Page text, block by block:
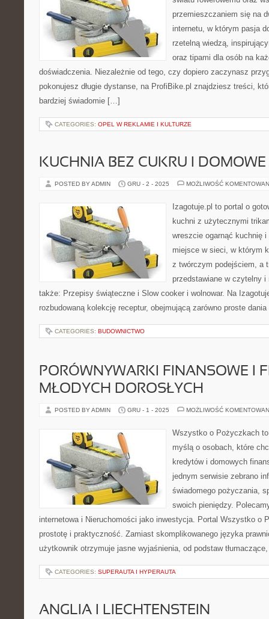
przemieszczaniem się na
internetu, w którym pasja
rzetelną wiedzą,
oraz tipami dla osób na
doświadczenia. Niezależnie od tego, czy dopiero zaczynasz
pokonujesz długie dystanse, na ProfiBike.pl znajdziesz treści,
bardziej świadomie […]
CATEGORIES: OPEL W REKLAMIE I KULTURZE
KUCHNIA BEZ CUKRU I
POSTED BY ADMIN GRU - 2 - 2025 MOŻLIWOŚĆ
Izagotuje.pl to portal o
kuchni z użytecznymi
wreszcie ogarnąć kuchnię
miejsce w sieci, w którym
z twórczym podejściem, a
przedstawiane w czytelny
także: Przepisy świąteczne i Slow cooker i wolnowar. Na
rozbudowaną kolekcję receptur, obejmującą zarówno proste
CATEGORIES: BUDOWNICTWO
PORÓWNYWARKI FINANSOWE I
MŁODYCH DOROSŁYCH
POSTED BY ADMIN GRU - 1 - 2025 MOŻLIWOŚĆ
Wszystko o Pożyczkach
myślą o osobach, które
kredytów i domowych
jednym serwisie zebrano
świadomego pożyczania,
swoich pieniędzy.
internetowa i Nieruchomości jako inwestycja. Portal Wszystko o
prostotę i praktyczność. Zamiast skomplikowanego języka
użytkownik otrzymuje jasne wyjaśnienia, od podstaw
CATEGORIES: SUPERAUTA I HYPERAUTA
ANGLIA I LIECHTENSTEIN